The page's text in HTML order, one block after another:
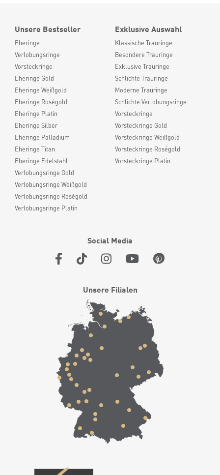
Unsere Bestseller
Eheringe
Verlobungsringe
Vorsteckringe
Eheringe Gold
Eheringe Weißgold
Eheringe Roségold
Eheringe Platin
Eheringe Silber
Eheringe Palladium
Eheringe Titan
Eheringe Edelstahl
Verlobungsringe Gold
Verlobungsringe Weißgold
Verlobungsringe Roségold
Verlobungsringe Platin
Exklusive Auswahl
Klassische Trauringe
Besondere Trauringe
Exklusive Trauringe
Schlichte Trauringe
Moderne Trauringe
Schlichte Verlobungsringe
Vorsteckringe
Vorsteckringe Gold
Vorsteckringe Weißgold
Vorsteckringe Roségold
Vorsteckringe Platin
Social Media
Unsere Filialen